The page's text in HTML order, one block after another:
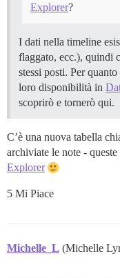
Explorer?
I dati nella timeline
flaggato, ecc.), quindi
stessi posti. Per
loro disponibilità in
scoprirò e tornerò qui.
C’è una nuova tabella
archiviate le note -
Explorer
5 Mi Piace
Michelle_L (Michelle